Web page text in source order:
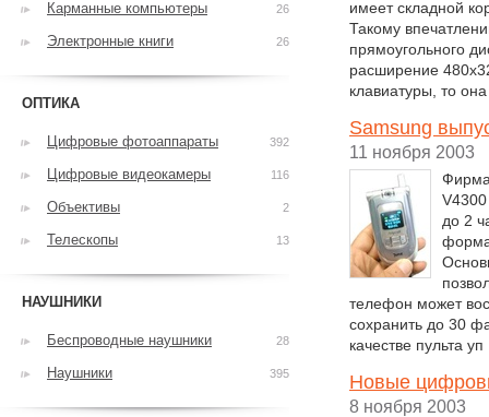
имеет складной
Такому
прямоугольного
расширение
клавиатуры, то
Samsung
11 ноября 2003
до 2
телефон может
сохранить до 30
качестве пульта уп
Новые
8 ноября 2003
Карманные компьютеры 26
Электронные книги 26
ОПТИКА
Цифровые фотоаппараты 392
Цифровые видеокамеры 116
Объективы 2
Телескопы 13
НАУШНИКИ
Беспроводные наушники 28
Наушники 395